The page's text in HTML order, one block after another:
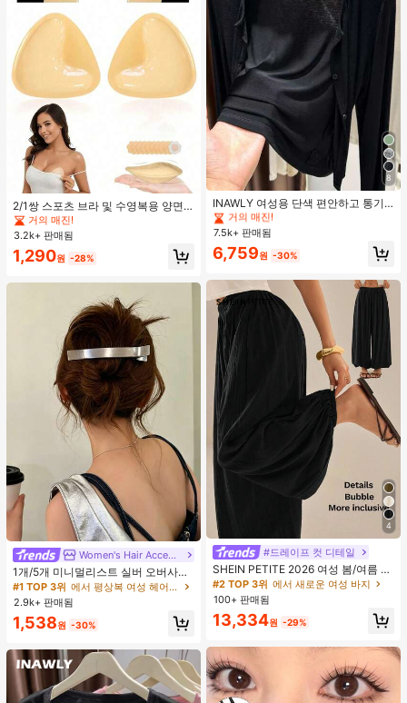
2/1쌍 스포츠 브라 및 수영복용 양면
접착 브라 패드
거의 매진!
3.2k+ 판매됨
1,290원 -28%
Women's Hair Accessories
1개/5개 미니멀리스트 실버 오버사이
즈 메탈 여성용 헤어 클립, 업스타일,
브레이딩, 번을 위한 프리미엄 헤어 액
세서리, 악어 헤어 클립, 솔리드 컬러
매끄러운 표면 손상 없는 헤어 클립,
오버사이즈 12CM 실버 헤어 클립, 사
계절용
#1 TOP 3위
에서 평상복 여성 헤어 액세서리
거의 매진!
#1 TOP 3위
에서 평상복 여성 헤어 액세서리
거의 매진!
#1 TOP 3위
에서 평상복 여성 헤어 액세서리
거의 매진!
#1 TOP 3위
에서 평상복 여성 헤어 액세서리
2.9k+ 판매됨
1,538원 -30%
8
INAWLY 여성용 단색 편안하고 통기
성 좋은 긴 소매 앞면 버튼 캐주얼 다
용도 얇은 가디건
#1 TOP 3위
짧은 여성용 경량 재킷
거의 매진!
#1 TOP 3위 짧은 여성용 경량 재킷
거의 매진!
#1 TOP 3위 짧은 여성용 경량 재킷
거의 매진!
#1 TOP 3위
거의 매진!
7.5k+ 판매됨
6,759원 -30%
4
#드레이프 컷 디테일
SHEIN PETITE 2026 여성 봄/여름 리
조트 컬렉션: 우아한 올리브 그린 루즈
핏 벨보텀 팬츠.
#2 TOP 3위 에서 새로운 여성 바지
거의 매진!
#2 TOP 3위 에서 새로운 여성 바지
거의 매진!
#2 TOP 3위 에서 새로운 여성 바지
거의 매진!
#2 TOP 3위 에서 새로운 여성 바지
거의 매진!
100+ 판매됨
13,334원 -29%